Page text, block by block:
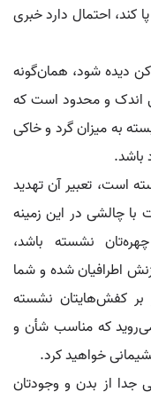
کند، احتمال دارد خبری
دیده شود، همان‌گونه
اندک و محدود است که
به میزان گرد و خاکی
باشد.
است، تعبیر آن تهدید
چالشی در این زمینه
نشسته باشد،
اطرافیان شده و شما
بر کفش‌هایتان نشسته
که مناسب شأن و
خواهید کرد.
جدا از بدن و وجودتان